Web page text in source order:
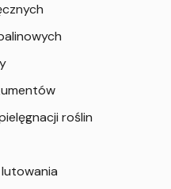
roślin